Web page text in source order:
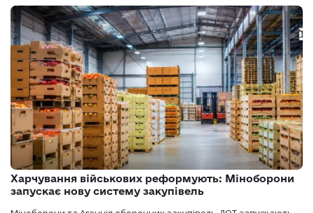
Харчування військових реформують: Міноборони
запускає нову систему закупівель